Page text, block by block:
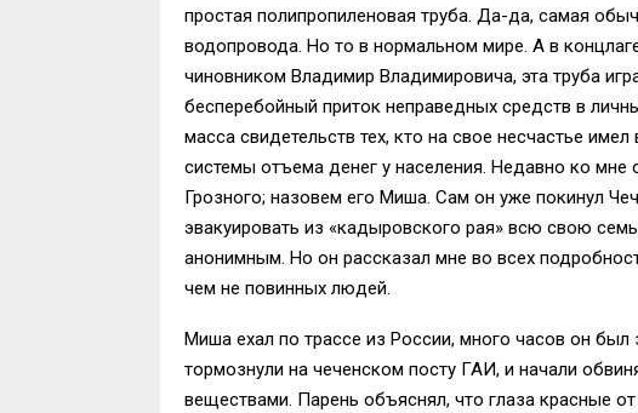
простая полипропиленовая труба. Да-да, самая
водопровода. Но то в нормальном мире. А в
чиновником Владимир Владимировича, эта труба
бесперебойный приток неправедных средств в
масса свидетельств тех, кто на свое несчастье
системы отъема денег у населения. Недавно ко
Грозного; назовем его Миша. Сам он уже покинул
эвакуировать из «кадыровского рая» всю свою
анонимным. Но он рассказал мне во всех
чем не повинных людей.
Миша ехал по трассе из России, много часов он был
тормознули на чеченском посту ГАИ, и начали
веществами. Парень объяснял, что глаза красные